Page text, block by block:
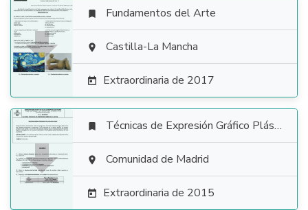

 Fundamentos del Arte
 Castilla-La Mancha
 Extraordinaria de 2017

 Técnicas de Expresión Gráfico Plástica
 Comunidad de Madrid
 Extraordinaria de 2015